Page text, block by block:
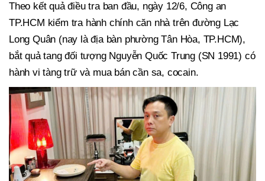
Theo kết quả điều tra ban đầu, ngày 12/6, Công an
TP.HCM kiểm tra hành chính căn nhà trên đường Lạc
Long Quân (nay là địa bàn phường Tân Hòa, TP.HCM),
bắt quả tang đối tượng Nguyễn Quốc Trung (SN 1991) có
hành vi tàng trữ và mua bán cần sa, cocain.